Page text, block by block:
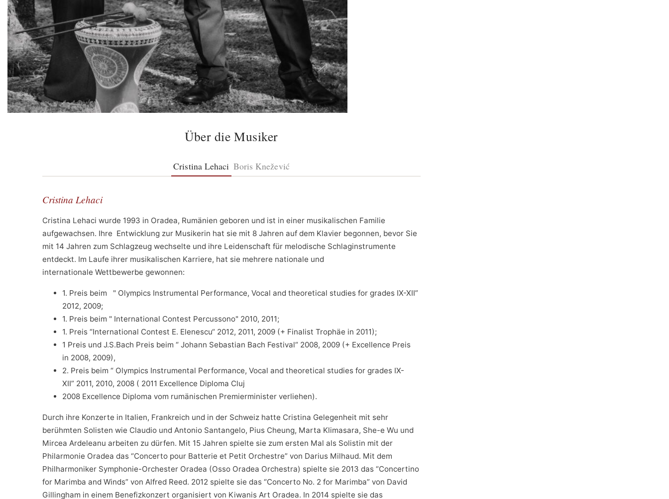
Über die Musiker
Cristina Lehaci Boris Knežević
Cristina Lehaci
Cristina Lehaci wurde 1993 in Oradea, Rumänien geboren und ist in einer musikalischen Familie
aufgewachsen. Ihre Entwicklung zur Musikerin hat sie mit 8 Jahren auf dem Klavier begonnen, bevor Sie
mit 14 Jahren zum Schlagzeug wechselte und ihre Leidenschaft für melodische Schlaginstrumente
entdeckt. Im Laufe ihrer musikalischen Karriere, hat sie mehrere nationale und
internationale Wettbewerbe gewonnen:
1. Preis beim " Olympics Instrumental Performance, Vocal and theoretical studies for grades IX-XII”
2012, 2009;
1. Preis beim " International Contest Percussono" 2010, 2011;
1. Preis “International Contest E. Elenescu“ 2012, 2011, 2009 (+ Finalist Trophäe in 2011);
1 Preis und J.S.Bach Preis beim “ Johann Sebastian Bach Festival“ 2008, 2009 (+ Excellence Preis
in 2008, 2009),
2. Preis beim “ Olympics Instrumental Performance, Vocal and theoretical studies for grades IX-
XII” 2011, 2010, 2008 ( 2011 Excellence Diploma Cluj
2008 Excellence Diploma vom rumänischen Premierminister verliehen).
Durch ihre Konzerte in Italien, Frankreich und in der Schweiz hatte Cristina Gelegenheit mit sehr
berühmten Solisten wie Claudio und Antonio Santangelo, Pius Cheung, Marta Klimasara, She-e Wu und
Mircea Ardeleanu arbeiten zu dürfen. Mit 15 Jahren spielte sie zum ersten Mal als Solistin mit der
Philarmonie Oradea das “Concerto pour Batterie et Petit Orchestre” von Darius Milhaud. Mit dem
Philharmoniker Symphonie-Orchester Oradea (Osso Oradea Orchestra) spielte sie 2013 das “Concertino
for Marimba and Winds” von Alfred Reed. 2012 spielte sie das “Concerto No. 2 for Marimba” von David
Gillingham in einem Benefizkonzert organisiert von Kiwanis Art Oradea. In 2014 spielte sie das